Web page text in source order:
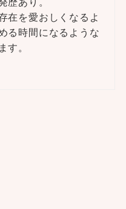
在を愛おしくなるよ
る時間になるような
。